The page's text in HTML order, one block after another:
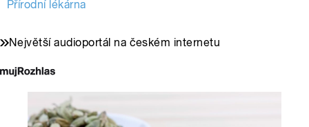
Přírodní lékárna
Největší audioportál na českém internetu